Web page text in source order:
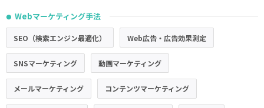
● Webマーケティング手法
SEO（検索エンジン最適化） Web広告・広告効果測定
SNSマーケティング 動画マーケティング
メールマーケティング コンテンツマーケティング